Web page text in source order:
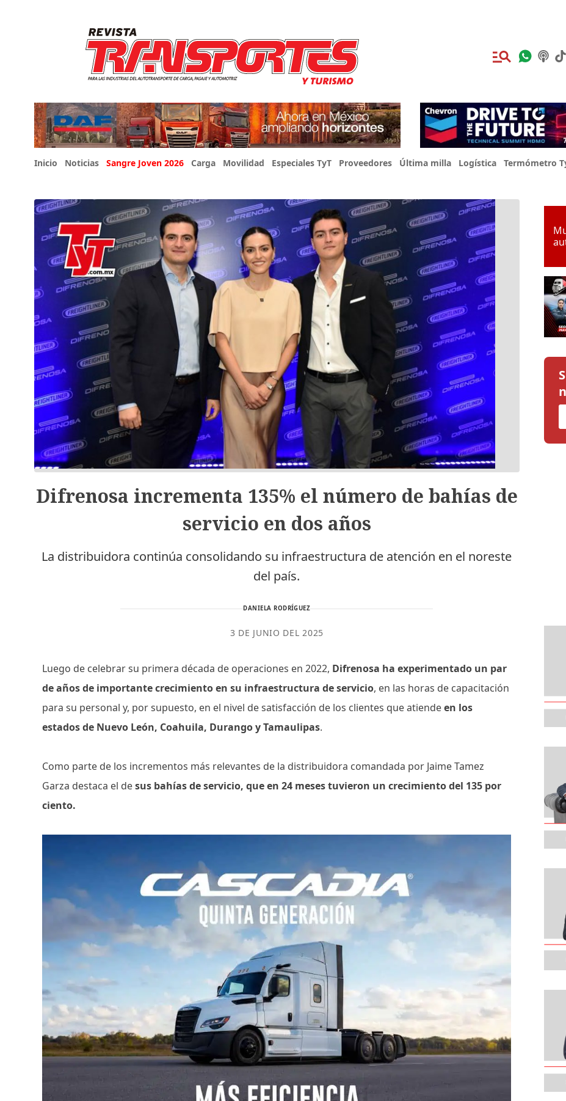
Inicio Noticias Sangre Joven 2026 Carga Movilidad Especiales TyT Proveedores Última milla Logística Termómetro
Difrenosa incrementa 135% el número de bahías de
servicio en dos años
La distribuidora continúa consolidando su infraestructura de atención en el noreste
del país.
DANIELA RODRÍGUEZ
3 DE JUNIO DEL 2025
Luego de celebrar su primera década de operaciones en 2022, Difrenosa ha experimentado un par
de años de importante crecimiento en su infraestructura de servicio, en las horas de capacitación
para su personal y, por supuesto, en el nivel de satisfacción de los clientes que atiendeen los
estados de Nuevo León, Coahuila, Durango y Tamaulipas.
Como parte de los incrementos más relevantes de la distribuidora comandada por Jaime Tamez
Garza destaca el desus bahías de servicio, que en 24 meses tuvieron un crecimiento del 135 por
ciento.